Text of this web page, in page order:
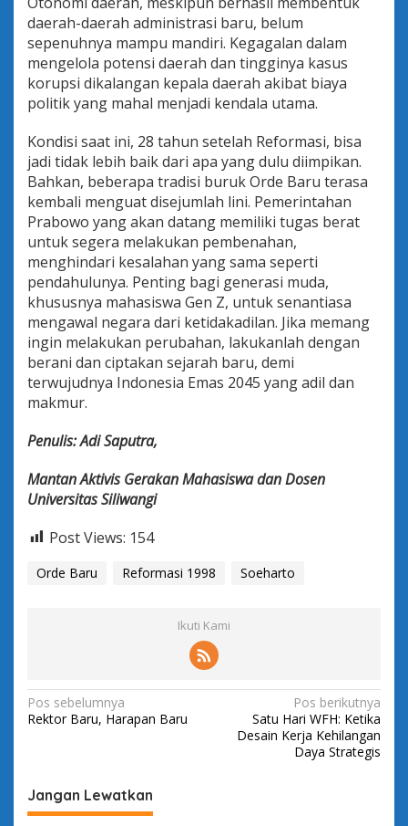
daerah-daerah administrasi baru, belum
sepenuhnya mampu mandiri. Kegagalan dalam
mengelola potensi daerah dan tingginya kasus
korupsi dikalangan kepala daerah akibat biaya
politik yang mahal menjadi kendala utama.
Kondisi saat ini, 28 tahun setelah Reformasi, bisa
jadi tidak lebih baik dari apa yang dulu diimpikan.
Bahkan, beberapa tradisi buruk Orde Baru terasa
kembali menguat disejumlah lini. Pemerintahan
Prabowo yang akan datang memiliki tugas berat
untuk segera melakukan pembenahan,
menghindari kesalahan yang sama seperti
pendahulunya. Penting bagi generasi muda,
khususnya mahasiswa Gen Z, untuk senantiasa
mengawal negara dari ketidakadilan. Jika memang
ingin melakukan perubahan, lakukanlah dengan
berani dan ciptakan sejarah baru, demi
terwujudnya Indonesia Emas 2045 yang adil dan
makmur.
Penulis: Adi Saputra,
Mantan Aktivis Gerakan Mahasiswa dan Dosen
Universitas Siliwangi
Post Views: 154
Orde Baru Reformasi 1998 Soeharto
Ikuti Kami
N
a
i
g
Pos sebelumnya
Rektor Baru, Harapan Baru
Pos berikutnya
Satu Hari WFH: Ketika
Desain Kerja Kehilangan
Daya Strategis
Jangan Lewatkan